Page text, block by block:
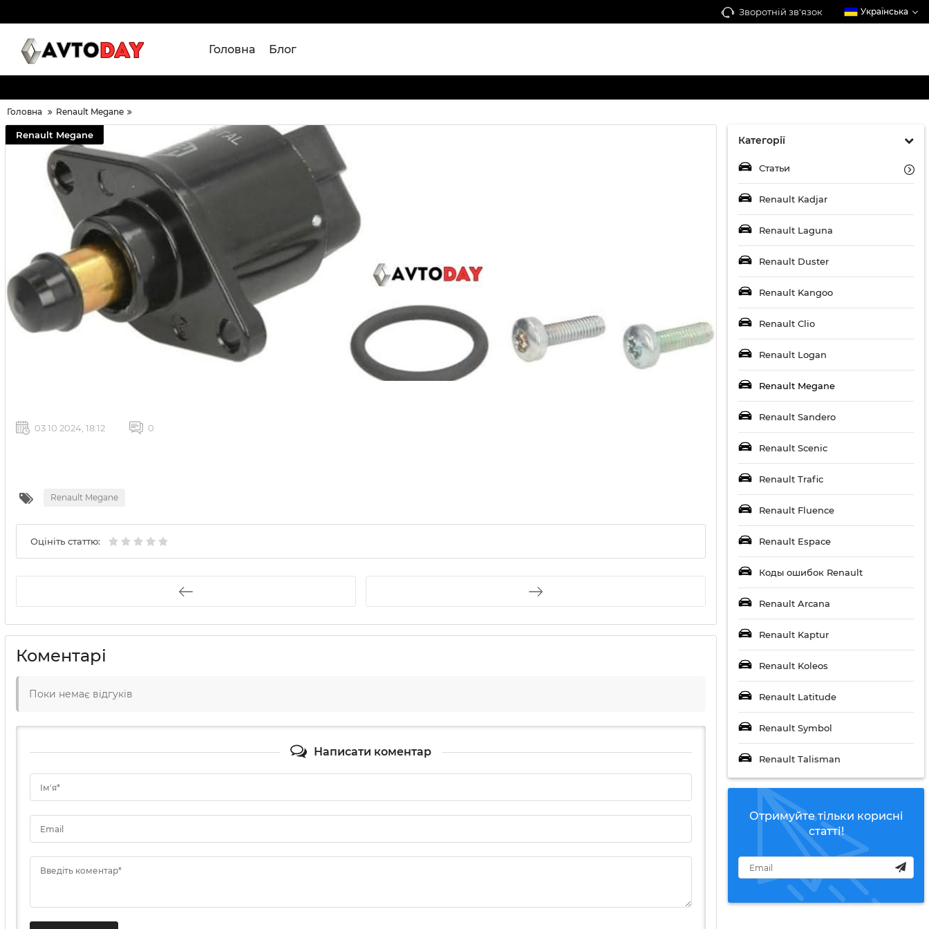
Зворотній зв'язок Українська
Головна Блог
Головна Renault Megane
Категорії
Статьи
Renault Kadjar
Renault Laguna
Renault Duster
Renault Kangoo
Renault Clio
Renault Logan
Renault Megane
Renault Sandero
Renault Scenic
Renault Trafic
Renault Fluence
Renault Espace
Коды ошибок Renault
Renault Arcana
Renault Kaptur
Renault Koleos
Renault Latitude
Renault Symbol
Renault Talisman
Отримуйте тільки корисні
статті!
Renault Megane
03 10 2024, 18:12 0
Renault Megane
Оцініть статтю:
Коментарі
Поки немає відгуків
Написати коментар
Ім'я*
Email
Введіть коментар*